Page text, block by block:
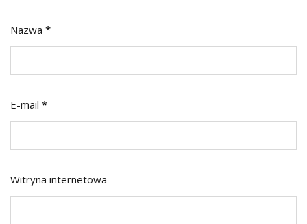
Nazwa *
E-mail *
Witryna internetowa